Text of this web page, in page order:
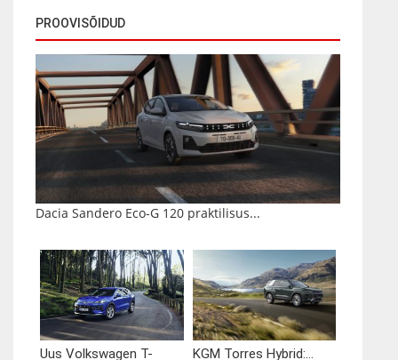
PROOVISÕIDUD
Dacia Sandero Eco-G 120 praktilisus...
Uus Volkswagen T- KGM Torres Hybrid:...